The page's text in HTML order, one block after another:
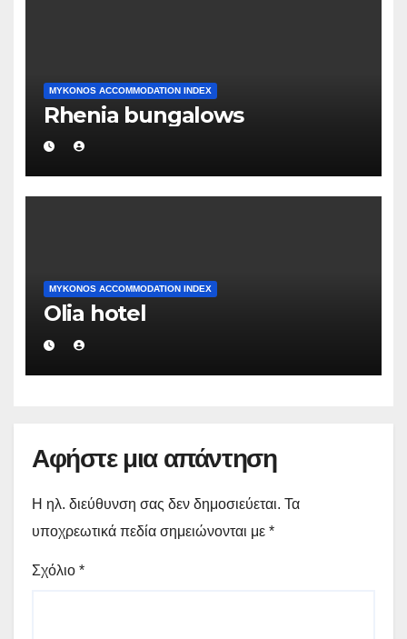
MYKONOS ACCOMMODATION INDEX
Rhenia bungalows
MYKONOS ACCOMMODATION INDEX
Olia hotel
Αφήστε μια απάντηση
Η ηλ. διεύθυνση σας δεν δημοσιεύεται. Τα
υποχρεωτικά πεδία σημειώνονται με *
Σχόλιο *